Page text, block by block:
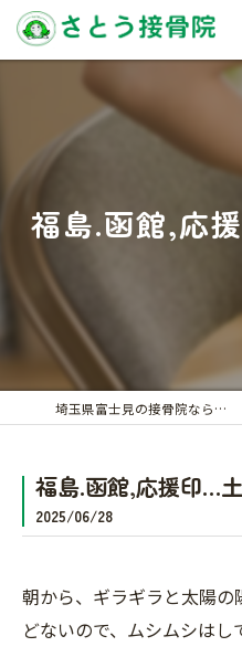
福島.函館,応
埼玉県富士見の接骨院ならさとう接骨院
福島.函館,応援印…
2025/06/28
朝から、ギラギラと太陽
どないので、ムシムシは